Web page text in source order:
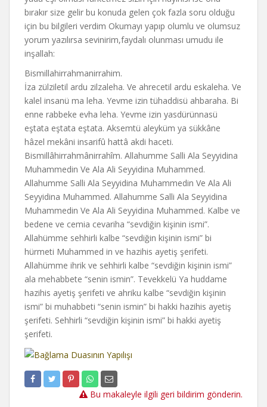
bırakır size gelir bu konuda gelen çok fazla soru olduğu
için bu bilgileri verdim Okumayı yapıp olumlu ve olumsuz
yorum yazılırsa sevinirim,faydalı olunması umudu ile
inşallah:
Bismillahirrahmanirrahim.
İza zülziletil ardu zilzaleha. Ve ahrecetil ardu eskaleha. Ve
kalel insanü ma leha. Yevme izin tühaddisü ahbaraha. Bi
enne rabbeke evha leha. Yevme izin yasdürünnasü
eştata eştata eştata. Aksemtü aleyküm ya sükkâne
hâzel mekâni insarifû hattâ akdi haceti.
Bismillâhirrahmânirrahîm. Allahumme Salli Ala Seyyidina
Muhammedin Ve Ala Ali Seyyidina Muhammed.
Allahumme Salli Ala Seyyidina Muhammedin Ve Ala Ali
Seyyidina Muhammed. Allahumme Salli Ala Seyyidina
Muhammedin Ve Ala Ali Seyyidina Muhammed. Kalbe ve
bedene ve cemia cevariha “sevdiğin kişinin ismi”.
Allahümme sehhirli kalbe “sevdiğin kişinin ismi” bi
hürmeti Muhammed in ve hazihis ayetiş şerifeti.
Allahümme ihrik ve sehhirli kalbe “sevdiğin kişinin ismi”
ala mehabbete “senin ismin”. Tevekkelü Ya huddame
hazihis ayetiş şerifeti ve ahriku kalbe “sevdiğin kişinin
ismi” bi muhabbeti “senin ismin” bi hakki hazihis ayetiş
şerifeti. Sehhirli “sevdiğin kişinin ismi” bi hakki ayetiş
şerifeti.
Bu makaleyle ilgili geri bildirim gönderin.